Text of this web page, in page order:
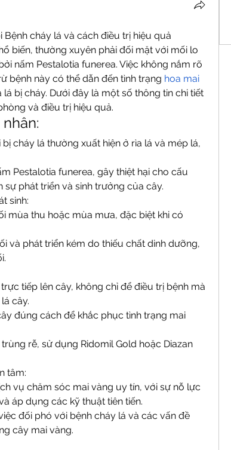
cháy lá và cách điều trị hiệu quả
biến, thường xuyên phải đối mặt với mối lo
nấm Pestalotia funerea. Việc không nắm rõ
bệnh này có thể dẫn đến tình trạng hoa mai
lá bị cháy. Dưới đây là một số thông tin chi tiết
và điều trị hiệu quả.
cháy lá thường xuất hiện ở rìa lá và mép lá,
Pestalotia funerea, gây thiệt hại cho cấu
phát triển và sinh trưởng của cây.
sinh:
mùa thu hoặc mùa mưa, đặc biệt khi có
và phát triển kém do thiếu chất dinh dưỡng,
tiếp lên cây, không chỉ để điều trị bệnh mà
cây.
đúng cách để khắc phục tình trạng mai
rễ, sử dụng Ridomil Gold hoặc Diazan
tâm:
vụ chăm sóc mai vàng uy tín, với sự nỗ lực
áp dụng các kỹ thuật tiên tiến.
đối phó với bệnh cháy lá và các vấn đề
cây mai vàng.